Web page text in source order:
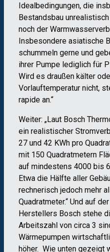
Idealbedingungen, die
Bestandsbau
noch der
Insbesondere asiatische
schummeln gerne und
ihrer Pumpe lediglich für
Wird es draußen kälter
Vorlauftemperatur nicht,
rapide an.“
Weiter: „Laut Bosch
ein realistischer
27 und 42 KWh pro
mit 150 Quadratmetern
auf mindestens 4000 bis
Etwa die Hälfte aller
rechnerisch jedoch mehr
Quadratmeter.“ Und auf
Herstellers Bosch stehe
Arbeitszahl von circa 3
Wärmepumpen
höher. Wie unten gezeigt